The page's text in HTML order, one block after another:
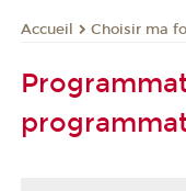
Accueil Choisir ma